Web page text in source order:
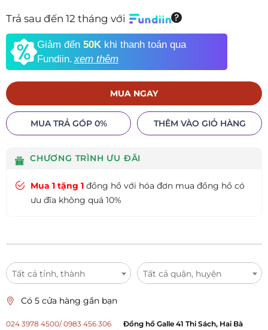
Trả sau đến 12 tháng với
Giảm đến 50K khi thanh toán qua
Fundiin.xem thêm
MUA NGAY
MUA TRẢ GÓP 0% THÊM VÀO GIỎ HÀNG
CHƯƠNG TRÌNH ƯU ĐÃI
Mua 1 tặng 1 đồng hồ với hóa đơn mua đồng hồ có
ưu đĩa không quá 10%
Tất cả tỉnh, thành Tất cả quận, huyện
Có 5 cửa hàng gần bạn
024 3978 4500/ 0983 456 306
Đồng hồ Galle 41 Thi Sách, Hai Bà